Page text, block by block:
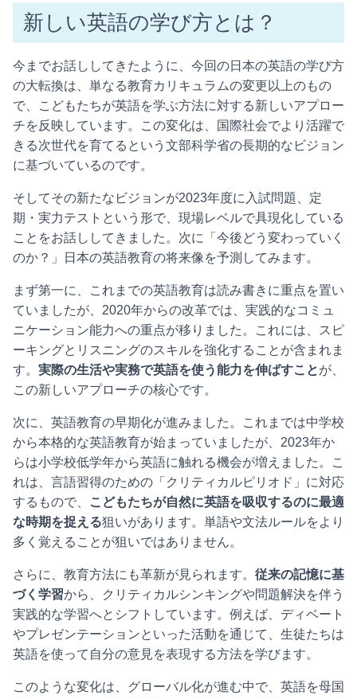
新しい英語の学び方とは？
今までお話ししてきたように、今回の日本の英語の学び方
の大転換は、単なる教育カリキュラムの変更以上のもの
で、こどもたちが英語を学ぶ方法に対する新しいアプロー
チを反映しています。この変化は、国際社会でより活躍で
きる次世代を育てるという文部科学省の長期的なビジョン
に基づいているのです。
そしてその新たなビジョンが2023年度に入試問題、定
期・実力テストという形で、現場レベルで具現化している
ことをお話ししてきました。次に「今後どう変わっていく
のか？」日本の英語教育の将来像を予測してみます。
まず第一に、これまでの英語教育は読み書きに重点を置い
ていましたが、2020年からの改革では、実践的なコミュ
ニケーション能力への重点が移りました。これには、スピ
ーキングとリスニングのスキルを強化することが含まれま
す。 実際の生活や実務で英語を使う能力を伸ばすことが、
この新しいアプローチの核心です。
次に、英語教育の早期化が進みました。これまでは中学校
から本格的な英語教育が始まっていましたが、2023年か
らは小学校低学年から英語に触れる機会が増えました。こ
れは、言語習得のための「クリティカルピリオド」に対応
するもので、
こどもたちが自然に英語を吸収するのに最適
な時期を捉える狙いがあります。単語や文法ルールをより
多く覚えることが狙いではありません。
さらに、教育方法にも革新が見られます。 従来の記憶に基
づく学習から、クリティカルシンキングや問題解決を伴う
実践的な学習へとシフトしています。例えば、ディベート
やプレゼンテーションといった活動を通じて、生徒たちは
英語を使って自分の意見を表現する方法を学びます。
このような変化は、グローバル化が進む中で、英語を母国